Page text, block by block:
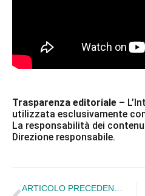
Trasparenza editoriale –
utilizzata esclusivamente
La responsabilità dei
Direzione responsabile.